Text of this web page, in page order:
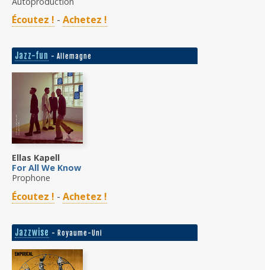
Écoutez ! - Achetez !
Jazz-fun - Allemagne
Ellas Kapell
For All We Know
Prophone
Écoutez ! - Achetez !
Jazzwise - Royaume-Uni